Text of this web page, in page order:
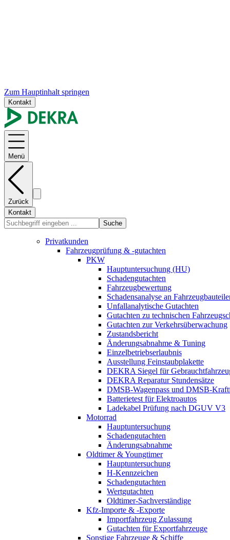
Zum Hauptinhalt springen
Kontakt
Menü
Zurück
Kontakt
Suche
Privatkunden
Fahrzeugprüfung & -gutachten
PKW
Hauptuntersuchung (HU)
Schadengutachten
Fahrzeugbewertung
Schadensanalyse an
Unfallanalytische Gutachten
Gutachten zu technischen
Gutachten zur Verkehrsüberwachung
Zustandsbericht
Änderungsabnahme & Tuning
Einzelbetriebserlaubnis
Ausstellung Feinstaubplakette
DEKRA Siegel für
DEKRA Reparatur Stundensätze
DMSB-Wagenpass und DMSB-
Batterietest für Elektroautos
Ladekabel Prüfung nach DGUV V3
Motorrad
Hauptuntersuchung
Schadengutachten
Änderungsabnahme
Oldtimer & Youngtimer
Hauptuntersuchung
H-Kennzeichen
Schadengutachten
Wertgutachten
Oldtimer-Sachverständige
Kfz-Importe & -Exporte
Importfahrzeug Zulassung
Gutachten für Exportfahrzeuge
Sonstige Fahrzeuge & Schiffe